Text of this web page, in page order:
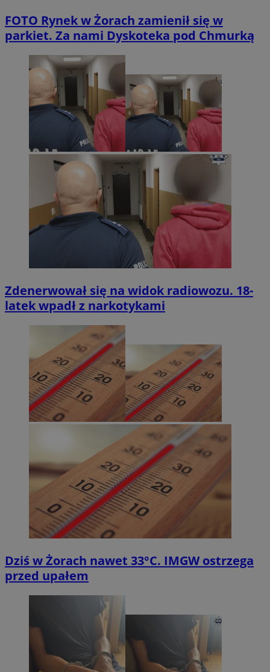
FOTO Rynek w Żorach zamienił się w
parkiet. Za nami Dyskoteka pod Chmurką
Zdenerwował się na widok radiowozu. 18-
latek wpadł z narkotykami
Dziś w Żorach nawet 33°C. IMGW ostrzega
przed upałem